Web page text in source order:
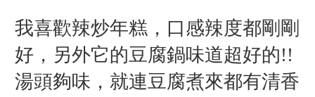
我喜歡辣炒年糕，口感辣度都剛剛
好，另外它的豆腐鍋味道超好的!!
湯頭夠味，就連豆腐煮來都有清香